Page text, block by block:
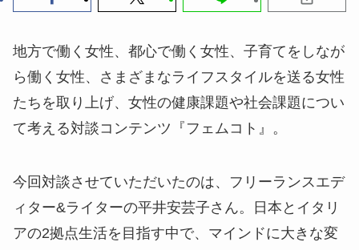
地方で働く女性、都心で働く女性、子育てをしなが
ら働く女性、さまざまなライフスタイルを送る女性
たちを取り上げ、女性の健康課題や社会課題につい
て考える対談コンテンツ『フェムコト』。
今回対談させていただいたのは、フリーランスエデ
ィター&ライターの平井安芸子さん。日本とイタリ
アの2拠点生活を目指す中で、マインドに大きな変